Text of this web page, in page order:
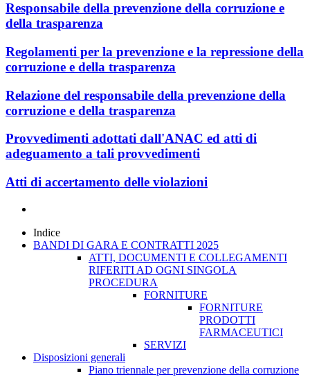
Responsabile della prevenzione della corruzione e
della trasparenza
Regolamenti per la prevenzione e la repressione della
corruzione e della trasparenza
Relazione del responsabile della prevenzione della
corruzione e della trasparenza
Provvedimenti adottati dall'ANAC ed atti di
adeguamento a tali provvedimenti
Atti di accertamento delle violazioni
Indice
BANDI DI GARA E CONTRATTI 2025
ATTI, DOCUMENTI E COLLEGAMENTI
RIFERITI AD OGNI SINGOLA
PROCEDURA
FORNITURE
FORNITURE
PRODOTTI
FARMACEUTICI
SERVIZI
Disposizioni generali
Piano triennale per prevenzione della corruzione